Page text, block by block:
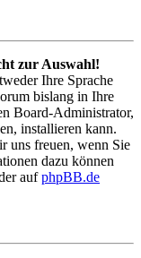
zur Auswahl!
Ihre Sprache
bislang in Ihre
Board-Administrator,
installieren kann.
uns freuen, wenn Sie
dazu können
aufphpBB.de